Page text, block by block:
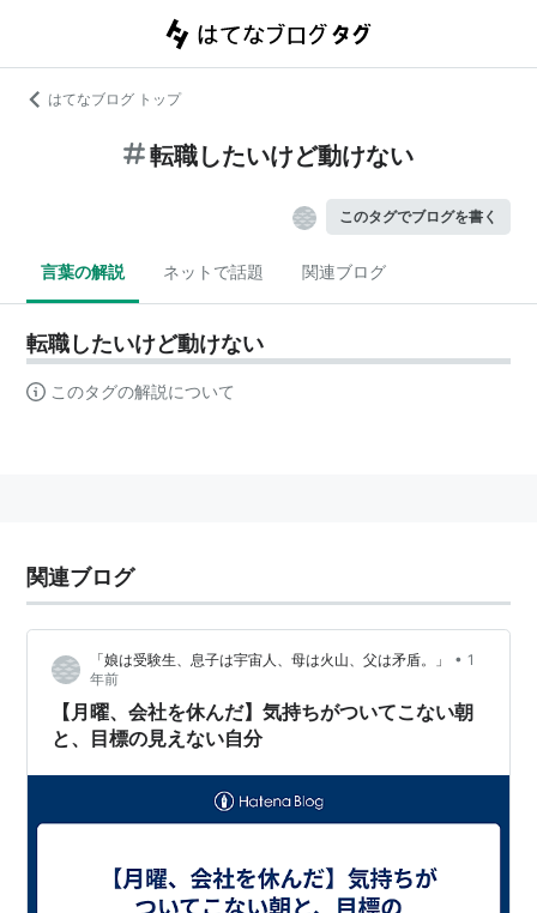
はてなブログ トップ
転職したいけど動けない
このタグでブログを書く
言葉の解説 ネットで話題 関連ブログ
転職したいけど動けない
このタグの解説について
関連ブログ
「娘は受験生、息子は宇宙人、母は火山、父は矛盾。」 • 1
年前
【月曜、会社を休んだ】気持ちがついてこない朝
と、目標の見えない自分